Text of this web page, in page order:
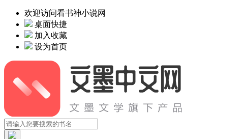
欢迎访问看书神小说网
桌面快捷
加入收藏
设为首页